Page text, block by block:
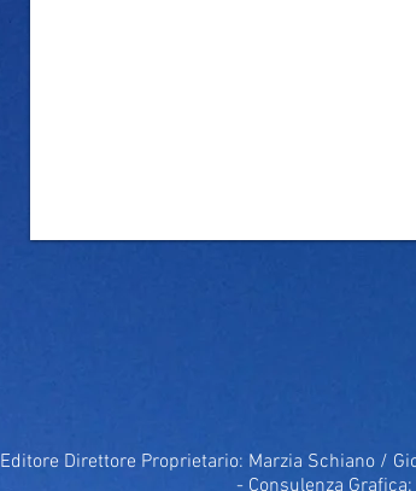
Editore Direttore Proprietario: Marzia Schiano /
- Consulenza